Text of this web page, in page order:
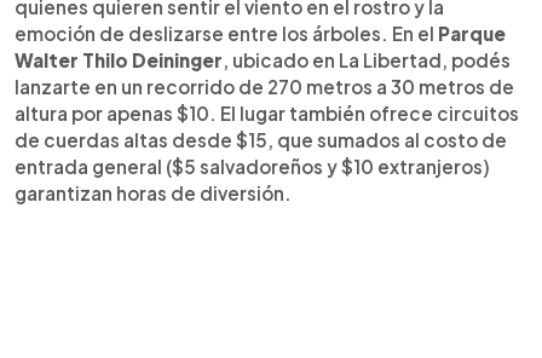
quienes quieren sentir el viento en el rostro y la
emoción de deslizarse entre los árboles. En el Parque
Walter Thilo Deininger, ubicado en La Libertad, podés
lanzarte en un recorrido de 270 metros a 30 metros de
altura por apenas $10. El lugar también ofrece circuitos
de cuerdas altas desde $15, que sumados al costo de
entrada general ($5 salvadoreños y $10 extranjeros)
garantizan horas de diversión.